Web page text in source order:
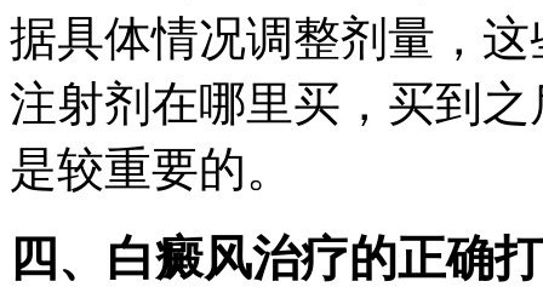
据具体情况调整剂量，
注射剂在哪里买，买到
是较重要的。
四、白癜风治疗的正确